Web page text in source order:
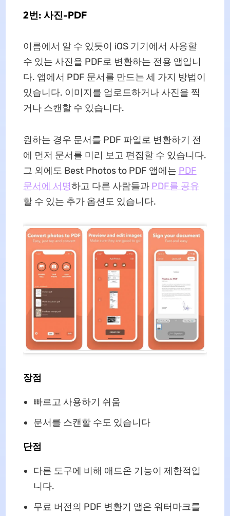
2번: 사진-PDF
이름에서 알 수 있듯이 iOS 기기에서 사용할
수 있는 사진을 PDF로 변환하는 전용 앱입니
다. 앱에서 PDF 문서를 만드는 세 가지 방법이
있습니다. 이미지를 업로드하거나 사진을 찍
거나 스캔할 수 있습니다.
원하는 경우 문서를 PDF 파일로 변환하기 전
에 먼저 문서를 미리 보고 편집할 수 있습니다.
그 외에도 Best Photos to PDF 앱에는 PDF
문서에 서명하고 다른 사람들과 PDF를 공유
할 수 있는 추가 옵션도 있습니다.
장점
빠르고 사용하기 쉬움
문서를 스캔할 수도 있습니다
단점
다른 도구에 비해 애드온 기능이 제한적입
니다.
무료 버전의 PDF 변환기 앱은 워터마크를